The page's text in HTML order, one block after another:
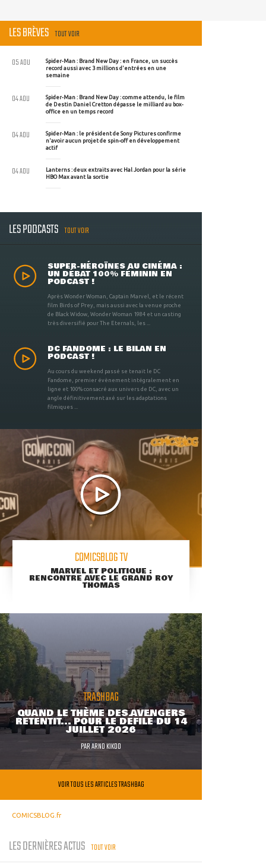
LES BRÈVES TOUT VOIR
Spider-Man : Brand New Day : en France, un succès
record aussi avec 3 millions d'entrées en une
semaine
05 AOU
Spider-Man : Brand New Day : comme attendu, le film
de Destin Daniel Cretton dépasse le milliard au box-
office en un temps record
04 AOU
Spider-Man : le président de Sony Pictures confirme
n'avoir aucun projet de spin-off en développement
actif
04 AOU
Lanterns : deux extraits avec Hal Jordan pour la série
HBO Max avant la sortie
04 AOU
LES PODCASTS TOUT VOIR
SUPER-HÉROÏNES AU CINÉMA :
UN DÉBAT 100% FÉMININ EN
PODCAST !
Après Wonder Woman, Captain Marvel, et le récent
film Birds of Prey, mais aussi avec la venue proche
de Black Widow, Wonder Woman 1984 et un casting
très diversifié pour The Eternals, les ...
DC FANDOME : LE BILAN EN
PODCAST !
Au cours du weekend passé se tenait le DC
Fandome, premier évènement intégralement en
ligne et 100% consacré aux univers de DC, avec un
angle définitivement axé sur les adaptations
filmiques ...
COMICSBLOG TV
MARVEL ET POLITIQUE :
RENCONTRE AVEC LE GRAND ROY
THOMAS
TRASHBAG
QUAND LE THÈME DES AVENGERS
RETENTIT... POUR LE DÉFILÉ DU 14
JUILLET 2026
PARARNO KIKOO
VOIR TOUS LES ARTICLES TRASHBAG
COMICSBLOG.fr
LES DERNIÈRES ACTUS TOUT VOIR